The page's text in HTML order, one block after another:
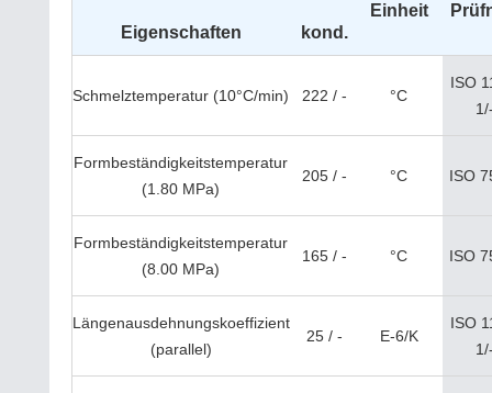
Eigenschaften kond.
Einheit
Schmelztemperatur (10°C/min) 222 / - °C
ISO
Formbeständigkeitstemperatur
(1.80 MPa)
205 / - °C ISO
Formbeständigkeitstemperatur
(8.00 MPa)
165 / - °C ISO
Längenausdehnungskoeffizient
(parallel)
25 / - E-6/K
ISO